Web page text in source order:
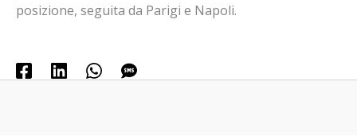
posizione, seguita da Parigi e Napoli.